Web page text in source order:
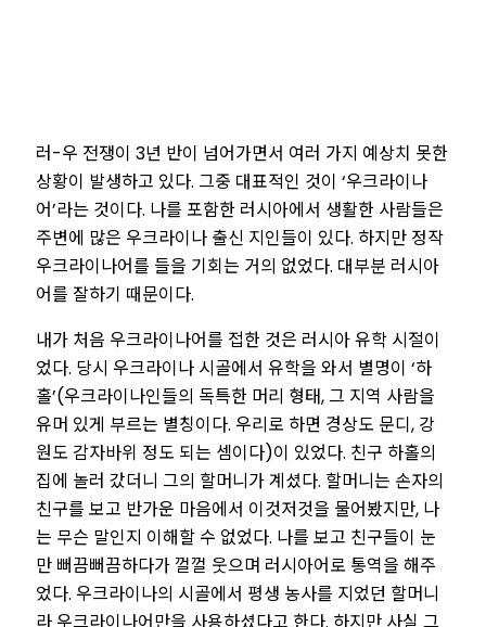
러-우 전쟁이 3년 반이 넘어가면서 여러 가지 예상치 못한
상황이 발생하고 있다. 그중 대표적인 것이 ‘우크라이나
어’라는 것이다. 나를 포함한 러시아에서 생활한 사람들은
주변에 많은 우크라이나 출신 지인들이 있다. 하지만 정작
우크라이나어를 들을 기회는 거의 없었다. 대부분 러시아
어를 잘하기 때문이다.
내가 처음 우크라이나어를 접한 것은 러시아 유학 시절이
었다. 당시 우크라이나 시골에서 유학을 와서 별명이 ‘하
홀’(우크라이나인들의 독특한 머리 형태, 그 지역 사람을
유머 있게 부르는 별칭이다. 우리로 하면 경상도 문디, 강
원도 감자바위 정도 되는 셈이다)이 있었다. 친구 하홀의
집에 놀러 갔더니 그의 할머니가 계셨다. 할머니는 손자의
친구를 보고 반가운 마음에서 이것저것을 물어봤지만, 나
는 무슨 말인지 이해할 수 없었다. 나를 보고 친구들이 눈
만 뻐끔뻐끔하다가 껄껄 웃으며 러시아어로 통역을 해주
었다. 우크라이나의 시골에서 평생 농사를 지었던 할머니
라 우크라이나어만을 사용하셨다고 한다. 하지만 사실 그